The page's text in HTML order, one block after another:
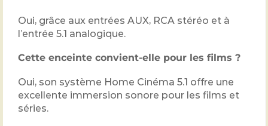
Oui, grâce aux entrées AUX, RCA stéréo et à
l’entrée 5.1 analogique.
Cette enceinte convient-elle pour les films ?
Oui, son système Home Cinéma 5.1 offre une
excellente immersion sonore pour les films et
séries.